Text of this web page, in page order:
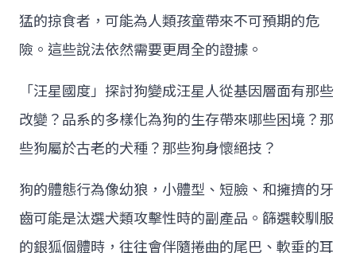
猛的掠食者，可能為人類孩童帶來不可預期的危
險。這些說法依然需要更周全的證據。
「汪星國度」探討狗變成汪星人從基因層面有那些
改變？品系的多樣化為狗的生存帶來哪些困境？那
些狗屬於古老的犬種？那些狗身懷絕技？
狗的體態行為像幼狼，小體型、短臉、和擁擠的牙
齒可能是汰選犬類攻擊性時的副產品。篩選較馴服
的銀狐個體時，往往會伴隨捲曲的尾巴、軟垂的耳